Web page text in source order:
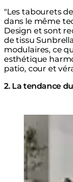
"Les tabourets
dans le même
Design et sont
de tissu
modulaires, ce
esthétique
patio, cour et
2. La tendance